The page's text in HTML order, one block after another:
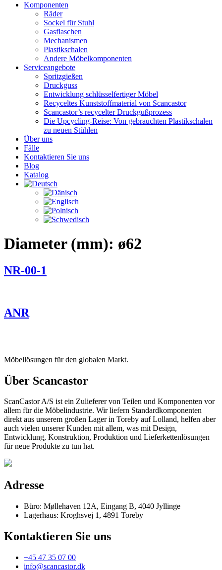
Komponenten
Räder
Sockel für Stuhl
Gasflaschen
Mechanismen
Plastikschalen
Andere Möbelkomponenten
Serviceangebote
Spritzgießen
Druckguss
Entwicklung schlüsselfertiger Möbel
Recyceltes Kunststoffmaterial von Scancastor
Scancastor’s recycelter Druckgußprozess
Die Upcycling-Reise: Von gebrauchten Plastikschalen
zu neuen Stühlen
Über uns
Fälle
Kontaktieren Sie uns
Blog
Katalog
Diameter (mm): ø62
NR-00-1
ANR
Möbellösungen für den globalen Markt.
Über Scancastor
ScanCastor A/S ist ein Zulieferer von Teilen und Komponenten vor
allem für die Möbelindustrie. Wir liefern Standardkomponenten
direkt aus unserem großen Lager in Toreby auf Lolland, helfen aber
auch vielen unserer Kunden mit allem, was mit Design,
Entwicklung, Konstruktion, Produktion und Lieferkettenlösungen
für neue Produkte zu tun hat.
Adresse
Büro: Møllehaven 12A, Eingang B, 4040 Jyllinge
Lagerhaus: Kroghsvej 1, 4891 Toreby
Kontaktieren Sie uns
+45 47 35 07 00
info@scancastor.dk